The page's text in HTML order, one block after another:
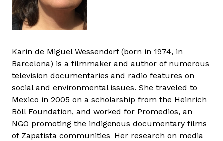
Karin de Miguel Wessendorf (born in 1974, in
Barcelona) is a filmmaker and author of numerous
television documentaries and radio features on
social and environmental issues. She traveled to
Mexico in 2005 on a scholarship from the Heinrich
Böll Foundation, and worked for Promedios, an
NGO promoting the indigenous documentary films
of Zapatista communities. Her research on media